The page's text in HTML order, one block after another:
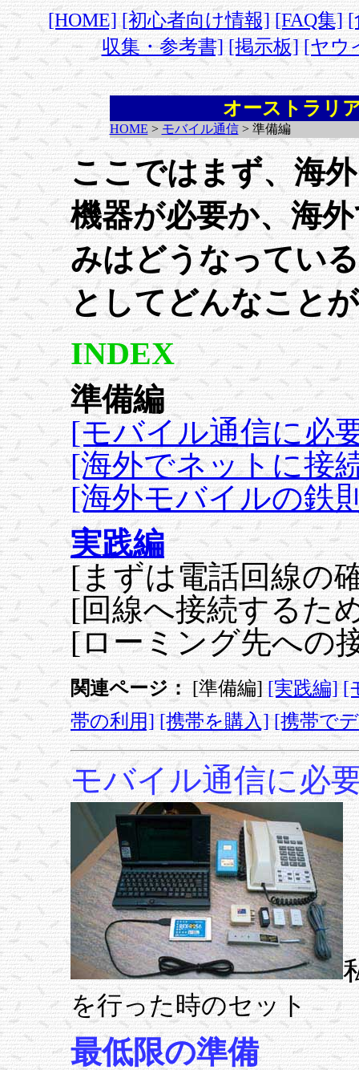
[HOME] [初心者向け情報] [FAQ集] [
収集・参考書] [掲示板] [ヤウ
オーストラリ
HOME > モバイル通信> 準備編
ここではまず、海
機器が必要か、海
みはどうなってい
としてどんなこと
INDEX
準備編
[モバイル通信に必
[海外でネットに接
[海外モバイルの鉄
実践編
[まずは電話回線の
[回線へ接続するた
[ローミング先への
関連ページ： [準備編][実践編] [
帯の利用] [携帯を購入] [携帯で
モバイル通信に必
を行った時のセット
最低限の準備